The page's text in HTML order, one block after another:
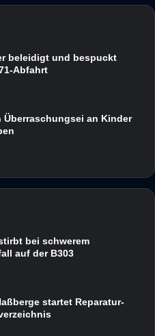
beleidigt und bespuckt
Abfahrt
Überraschungsei an Kinder
bei schwerem
auf der B303
startet Reparatur-